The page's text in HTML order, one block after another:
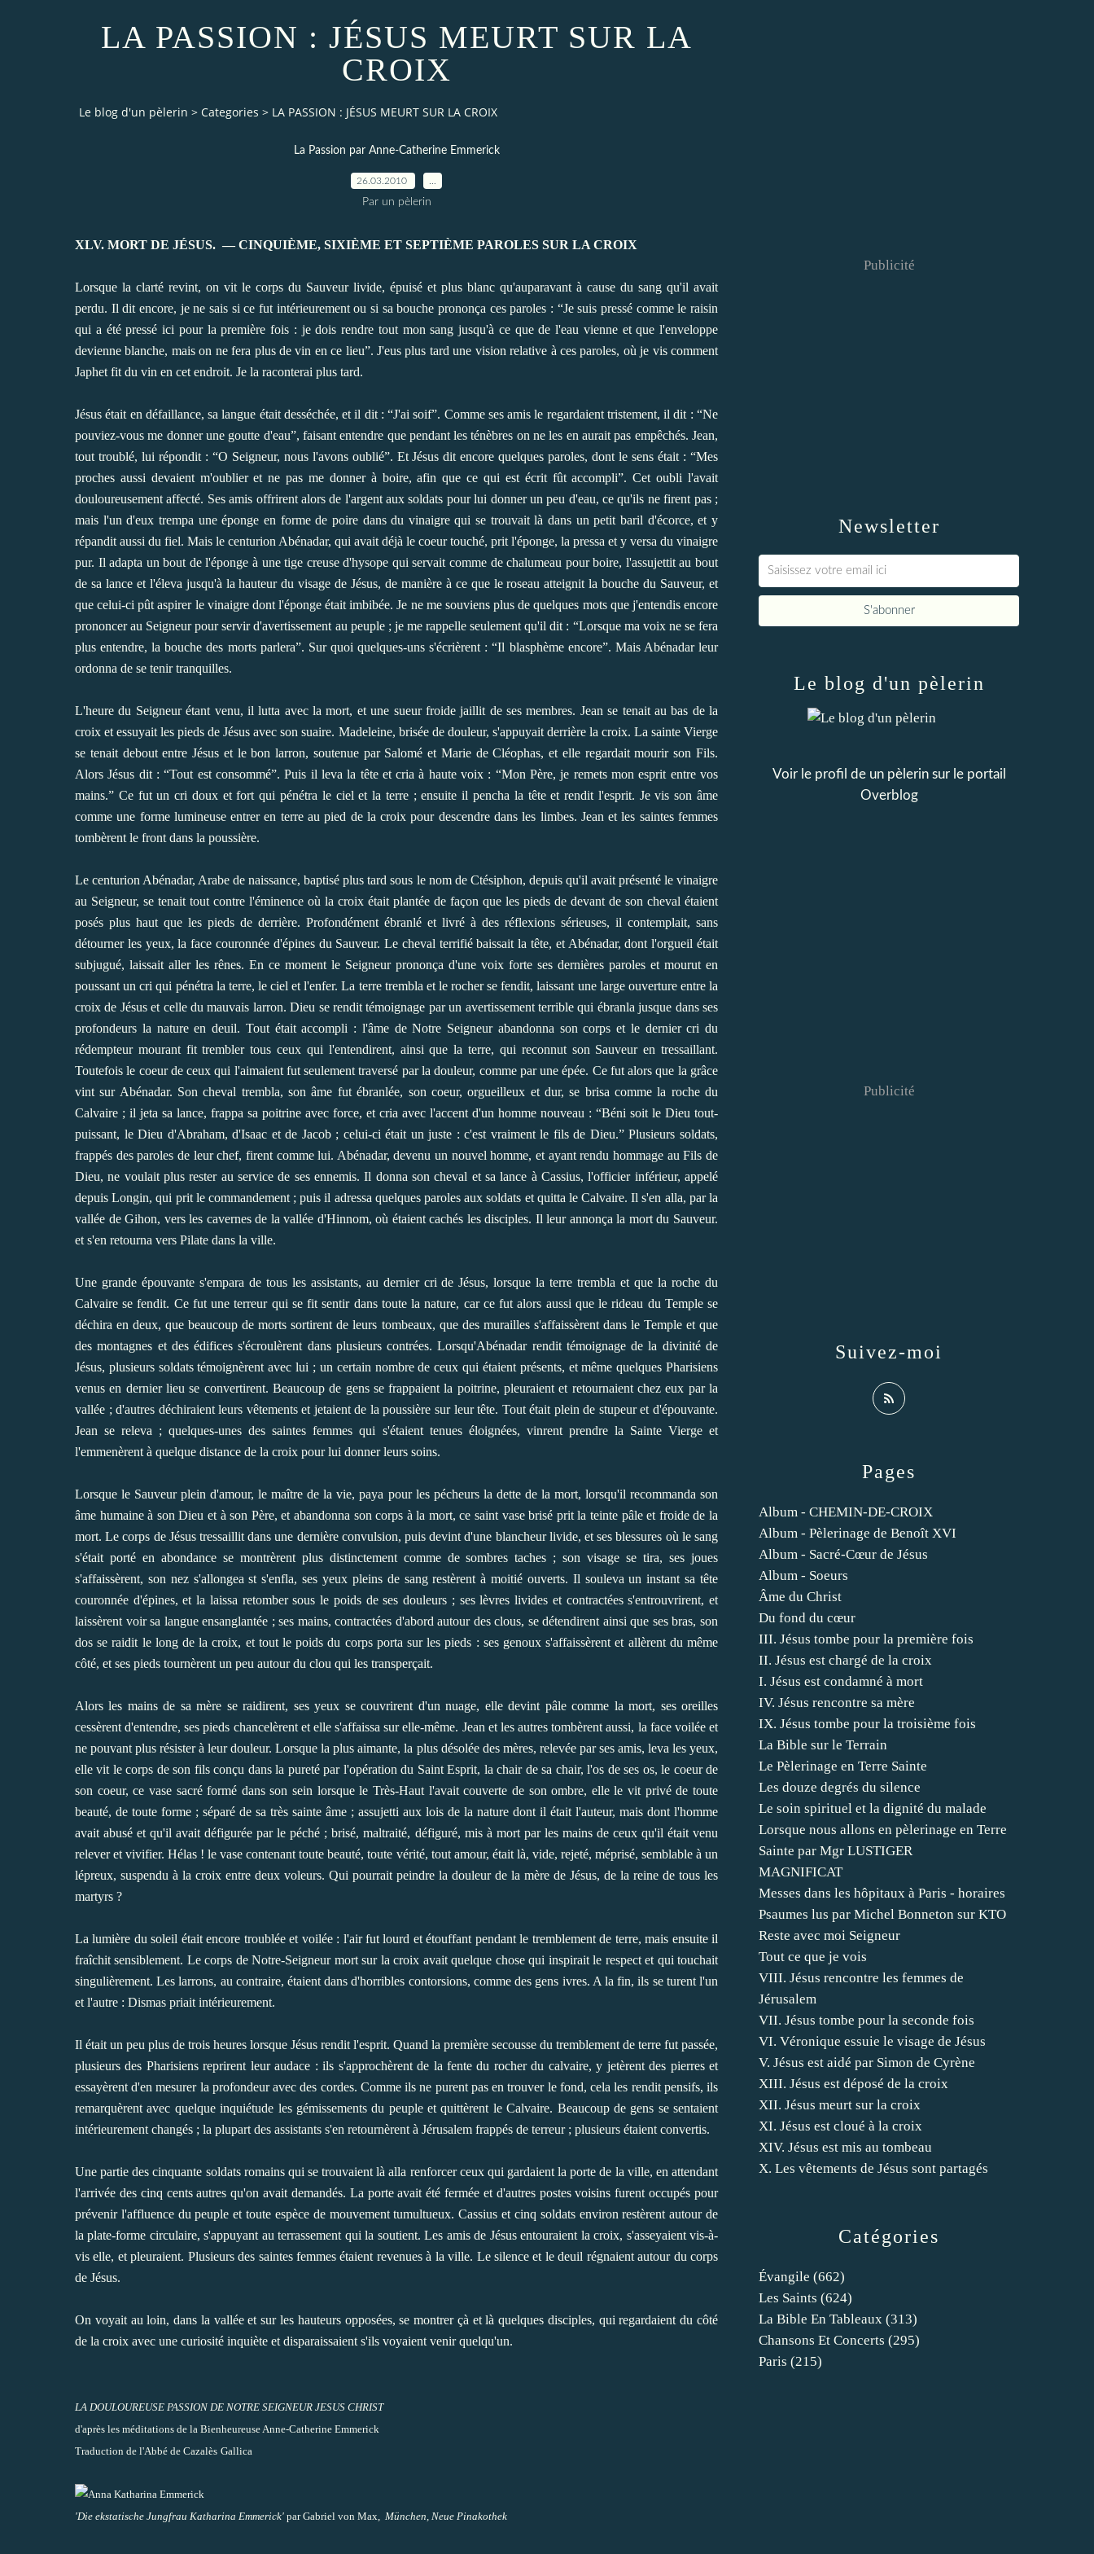
LA PASSION : JÉSUS MEURT SUR LA
CROIX
Le blog d'un pèlerin > Categories > LA PASSION : JÉSUS MEURT SUR LA CROIX
La Passion par Anne-Catherine Emmerick
26.03.2010
Par un pèlerin
XLV. MORT DE JÉSUS. — CINQUIÈME, SIXIÈME ET SEPTIÈME PAROLES SUR LA CROIX
Lorsque la clarté revint, on vit le corps du Sauveur livide, épuisé et plus blanc qu'auparavant à cause du sang qu'il avait
perdu. Il dit encore, je ne sais si ce fut intérieurement ou si sa bouche prononça ces paroles : “Je suis pressé comme le raisin
qui a été pressé ici pour la première fois : je dois rendre tout mon sang jusqu'à ce que de l'eau vienne et que l'enveloppe
devienne blanche, mais on ne fera plus de vin en ce lieu”. J'eus plus tard une vision relative à ces paroles, où je vis comment
Japhet fit du vin en cet endroit. Je la raconterai plus tard.
Jésus était en défaillance, sa langue était desséchée, et il dit : “J'ai soif”. Comme ses amis le regardaient tristement, il dit : “Ne
pouviez-vous me donner une goutte d'eau”, faisant entendre que pendant les ténèbres on ne les en aurait pas empêchés. Jean,
tout troublé, lui répondit : “O Seigneur, nous l'avons oublié”. Et Jésus dit encore quelques paroles, dont le sens était : “Mes
proches aussi devaient m'oublier et ne pas me donner à boire, afin que ce qui est écrit fût accompli”. Cet oubli l'avait
douloureusement affecté. Ses amis offrirent alors de l'argent aux soldats pour lui donner un peu d'eau, ce qu'ils ne firent pas ;
mais l'un d'eux trempa une éponge en forme de poire dans du vinaigre qui se trouvait là dans un petit baril d'écorce, et y
répandit aussi du fiel. Mais le centurion Abénadar, qui avait déjà le coeur touché, prit l'éponge, la pressa et y versa du vinaigre
pur. Il adapta un bout de l'éponge à une tige creuse d'hysope qui servait comme de chalumeau pour boire, l'assujettit au bout
de sa lance et l'éleva jusqu'à la hauteur du visage de Jésus, de manière à ce que le roseau atteignit la bouche du Sauveur, et
que celui-ci pût aspirer le vinaigre dont l'éponge était imbibée. Je ne me souviens plus de quelques mots que j'entendis encore
prononcer au Seigneur pour servir d'avertissement au peuple ; je me rappelle seulement qu'il dit : “Lorsque ma voix ne se fera
plus entendre, la bouche des morts parlera”. Sur quoi quelques-uns s'écrièrent : “Il blasphème encore”. Mais Abénadar leur
ordonna de se tenir tranquilles.
L'heure du Seigneur étant venu, il lutta avec la mort, et une sueur froide jaillit de ses membres. Jean se tenait au bas de la
croix et essuyait les pieds de Jésus avec son suaire. Madeleine, brisée de douleur, s'appuyait derrière la croix. La sainte Vierge
se tenait debout entre Jésus et le bon larron, soutenue par Salomé et Marie de Cléophas, et elle regardait mourir son Fils.
Alors Jésus dit : “Tout est consommé”. Puis il leva la tête et cria à haute voix : “Mon Père, je remets mon esprit entre vos
mains.” Ce fut un cri doux et fort qui pénétra le ciel et la terre ; ensuite il pencha la tête et rendit l'esprit. Je vis son âme
comme une forme lumineuse entrer en terre au pied de la croix pour descendre dans les limbes. Jean et les saintes femmes
tombèrent le front dans la poussière.
Le centurion Abénadar, Arabe de naissance, baptisé plus tard sous le nom de Ctésiphon, depuis qu'il avait présenté le vinaigre
au Seigneur, se tenait tout contre l'éminence où la croix était plantée de façon que les pieds de devant de son cheval étaient
posés plus haut que les pieds de derrière. Profondément ébranlé et livré à des réflexions sérieuses, il contemplait, sans
détourner les yeux, la face couronnée d'épines du Sauveur. Le cheval terrifié baissait la tête, et Abénadar, dont l'orgueil était
subjugué, laissait aller les rênes. En ce moment le Seigneur prononça d'une voix forte ses dernières paroles et mourut en
poussant un cri qui pénétra la terre, le ciel et l'enfer. La terre trembla et le rocher se fendit, laissant une large ouverture entre la
croix de Jésus et celle du mauvais larron. Dieu se rendit témoignage par un avertissement terrible qui ébranla jusque dans ses
profondeurs la nature en deuil. Tout était accompli : l'âme de Notre Seigneur abandonna son corps et le dernier cri du
rédempteur mourant fit trembler tous ceux qui l'entendirent, ainsi que la terre, qui reconnut son Sauveur en tressaillant.
Toutefois le coeur de ceux qui l'aimaient fut seulement traversé par la douleur, comme par une épée. Ce fut alors que la grâce
vint sur Abénadar. Son cheval trembla, son âme fut ébranlée, son coeur, orgueilleux et dur, se brisa comme la roche du
Calvaire ; il jeta sa lance, frappa sa poitrine avec force, et cria avec l'accent d'un homme nouveau : “Béni soit le Dieu tout-
puissant, le Dieu d'Abraham, d'Isaac et de Jacob ; celui-ci était un juste : c'est vraiment le fils de Dieu.” Plusieurs soldats,
frappés des paroles de leur chef, firent comme lui. Abénadar, devenu un nouvel homme, et ayant rendu hommage au Fils de
Dieu, ne voulait plus rester au service de ses ennemis. Il donna son cheval et sa lance à Cassius, l'officier inférieur, appelé
depuis Longin, qui prit le commandement ; puis il adressa quelques paroles aux soldats et quitta le Calvaire. Il s'en alla, par la
vallée de Gihon, vers les cavernes de la vallée d'Hinnom, où étaient cachés les disciples. Il leur annonça la mort du Sauveur.
et s'en retourna vers Pilate dans la ville.
Une grande épouvante s'empara de tous les assistants, au dernier cri de Jésus, lorsque la terre trembla et que la roche du
Calvaire se fendit. Ce fut une terreur qui se fit sentir dans toute la nature, car ce fut alors aussi que le rideau du Temple se
déchira en deux, que beaucoup de morts sortirent de leurs tombeaux, que des murailles s'affaissèrent dans le Temple et que
des montagnes et des édifices s'écroulèrent dans plusieurs contrées. Lorsqu'Abénadar rendit témoignage de la divinité de
Jésus, plusieurs soldats témoignèrent avec lui ; un certain nombre de ceux qui étaient présents, et même quelques Pharisiens
venus en dernier lieu se convertirent. Beaucoup de gens se frappaient la poitrine, pleuraient et retournaient chez eux par la
vallée ; d'autres déchiraient leurs vêtements et jetaient de la poussière sur leur tête. Tout était plein de stupeur et d'épouvante.
Jean se releva ; quelques-unes des saintes femmes qui s'étaient tenues éloignées, vinrent prendre la Sainte Vierge et
l'emmenèrent à quelque distance de la croix pour lui donner leurs soins.
Lorsque le Sauveur plein d'amour, le maître de la vie, paya pour les pécheurs la dette de la mort, lorsqu'il recommanda son
âme humaine à son Dieu et à son Père, et abandonna son corps à la mort, ce saint vase brisé prit la teinte pâle et froide de la
mort. Le corps de Jésus tressaillit dans une dernière convulsion, puis devint d'une blancheur livide, et ses blessures où le sang
s'était porté en abondance se montrèrent plus distinctement comme de sombres taches ; son visage se tira, ses joues
s'affaissèrent, son nez s'allongea st s'enfla, ses yeux pleins de sang restèrent à moitié ouverts. Il souleva un instant sa tête
couronnée d'épines, et la laissa retomber sous le poids de ses douleurs ; ses lèvres livides et contractées s'entrouvrirent, et
laissèrent voir sa langue ensanglantée ; ses mains, contractées d'abord autour des clous, se détendirent ainsi que ses bras, son
dos se raidit le long de la croix, et tout le poids du corps porta sur les pieds : ses genoux s'affaissèrent et allèrent du même
côté, et ses pieds tournèrent un peu autour du clou qui les transperçait.
Alors les mains de sa mère se raidirent, ses yeux se couvrirent d'un nuage, elle devint pâle comme la mort, ses oreilles
cessèrent d'entendre, ses pieds chancelèrent et elle s'affaissa sur elle-même. Jean et les autres tombèrent aussi, la face voilée et
ne pouvant plus résister à leur douleur. Lorsque la plus aimante, la plus désolée des mères, relevée par ses amis, leva les yeux,
elle vit le corps de son fils conçu dans la pureté par l'opération du Saint Esprit, la chair de sa chair, l'os de ses os, le coeur de
son coeur, ce vase sacré formé dans son sein lorsque le Très-Haut l'avait couverte de son ombre, elle le vit privé de toute
beauté, de toute forme ; séparé de sa très sainte âme ; assujetti aux lois de la nature dont il était l'auteur, mais dont l'homme
avait abusé et qu'il avait défigurée par le péché ; brisé, maltraité, défiguré, mis à mort par les mains de ceux qu'il était venu
relever et vivifier. Hélas ! le vase contenant toute beauté, toute vérité, tout amour, était là, vide, rejeté, méprisé, semblable à un
lépreux, suspendu à la croix entre deux voleurs. Qui pourrait peindre la douleur de la mère de Jésus, de la reine de tous les
martyrs ?
La lumière du soleil était encore troublée et voilée : l'air fut lourd et étouffant pendant le tremblement de terre, mais ensuite il
fraîchit sensiblement. Le corps de Notre-Seigneur mort sur la croix avait quelque chose qui inspirait le respect et qui touchait
singulièrement. Les larrons, au contraire, étaient dans d'horribles contorsions, comme des gens ivres. A la fin, ils se turent l'un
et l'autre : Dismas priait intérieurement.
Il était un peu plus de trois heures lorsque Jésus rendit l'esprit. Quand la première secousse du tremblement de terre fut passée,
plusieurs des Pharisiens reprirent leur audace : ils s'approchèrent de la fente du rocher du calvaire, y jetèrent des pierres et
essayèrent d'en mesurer la profondeur avec des cordes. Comme ils ne purent pas en trouver le fond, cela les rendit pensifs, ils
remarquèrent avec quelque inquiétude les gémissements du peuple et quittèrent le Calvaire. Beaucoup de gens se sentaient
intérieurement changés ; la plupart des assistants s'en retournèrent à Jérusalem frappés de terreur ; plusieurs étaient convertis.
Une partie des cinquante soldats romains qui se trouvaient là alla renforcer ceux qui gardaient la porte de la ville, en attendant
l'arrivée des cinq cents autres qu'on avait demandés. La porte avait été fermée et d'autres postes voisins furent occupés pour
prévenir l'affluence du peuple et toute espèce de mouvement tumultueux. Cassius et cinq soldats environ restèrent autour de
la plate-forme circulaire, s'appuyant au terrassement qui la soutient. Les amis de Jésus entouraient la croix, s'asseyaient vis-à-
vis elle, et pleuraient. Plusieurs des saintes femmes étaient revenues à la ville. Le silence et le deuil régnaient autour du corps
de Jésus.
On voyait au loin, dans la vallée et sur les hauteurs opposées, se montrer çà et là quelques disciples, qui regardaient du côté
de la croix avec une curiosité inquiète et disparaissaient s'ils voyaient venir quelqu'un.
LA DOULOUREUSE PASSION DE NOTRE SEIGNEUR JESUS CHRIST
d'après les méditations de la Bienheureuse Anne-Catherine Emmerick
Traduction de l'Abbé de Cazalès Gallica
'Die ekstatische Jungfrau Katharina Emmerick' par Gabriel von Max, München, Neue Pinakothek
Newsletter
Publicité
Catégories
Évangile (662)
Les Saints (624)
La Bible En Tableaux (313)
Chansons Et Concerts (295)
Paris (215)
Pages
Album - CHEMIN-DE-CROIX
Album - Pèlerinage de Benoît XVI
Album - Sacré-Cœur de Jésus
Album - Soeurs
Âme du Christ
Du fond du cœur
III. Jésus tombe pour la première fois
II. Jésus est chargé de la croix
I. Jésus est condamné à mort
IV. Jésus rencontre sa mère
IX. Jésus tombe pour la troisième fois
La Bible sur le Terrain
Le Pèlerinage en Terre Sainte
Les douze degrés du silence
Le soin spirituel et la dignité du malade
Lorsque nous allons en pèlerinage en Terre
Sainte par Mgr LUSTIGER
MAGNIFICAT
Messes dans les hôpitaux à Paris - horaires
Psaumes lus par Michel Bonneton sur KTO
Reste avec moi Seigneur
Tout ce que je vois
VIII. Jésus rencontre les femmes de
Jérusalem
VII. Jésus tombe pour la seconde fois
VI. Véronique essuie le visage de Jésus
V. Jésus est aidé par Simon de Cyrène
XIII. Jésus est déposé de la croix
XII. Jésus meurt sur la croix
XI. Jésus est cloué à la croix
XIV. Jésus est mis au tombeau
X. Les vêtements de Jésus sont partagés
Le blog d'un pèlerin
Voir le profil de un pèlerinsur le portail
Overblog
Suivez-moi
Publicité